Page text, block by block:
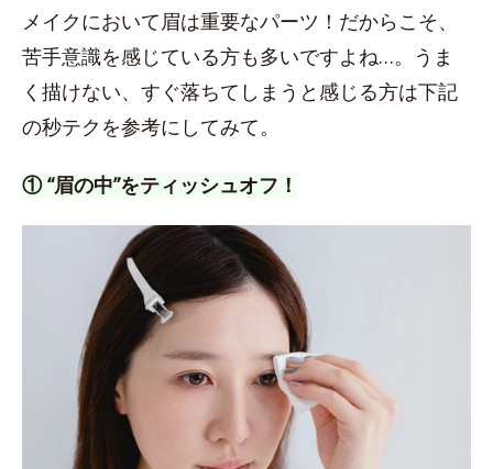
メイクにおいて眉は重要なパーツ！だからこそ、
苦手意識を感じている方も多いですよね…。うま
く描けない、すぐ落ちてしまうと感じる方は下記
の秒テクを参考にしてみて。
① “眉の中”をティッシュオフ！